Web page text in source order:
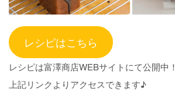
レシピはこちら
レシピは富澤商店WEBサイトにて公開中！
上記リンクよりアクセスできます♪